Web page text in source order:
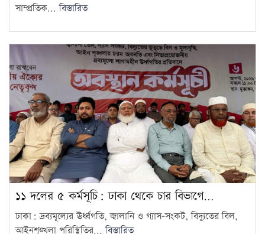
সাম্প্রতিক...বিস্তারিত
১১ দলের ৫ কর্মসূচি: ঢাকা থেকে চার বিভাগে…
ঢাকা: দ্রব্যমূল্যের ঊর্ধ্বগতি, জ্বালানি ও গ্যাস–সংকট, বিদ্যুতের বিল,
আইনশৃঙ্খলা পরিস্থিতির...বিস্তারিত